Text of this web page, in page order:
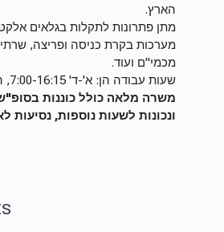
הארץ.
מתן פתרונות לתקלות בגלאים
מערכות בקרת כניסה ופריצה,
מכמי"ם ועוד.
שעות עבודה הן: א'-ד' 7:00-16:15, ה' 7:00-15:00.
משרה מלאה כולל כוננות
ונכונות לשעות נוספות,